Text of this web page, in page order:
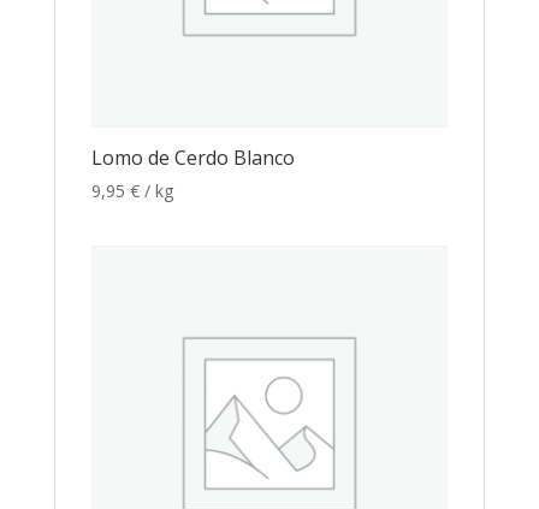
Lomo de Cerdo Blanco
9,95 € / kg